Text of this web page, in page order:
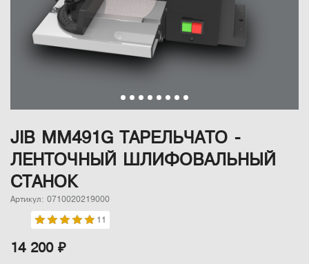
JIB MM491G ТАРЕЛЬЧАТО -
ЛЕНТОЧНЫЙ ШЛИФОВАЛЬНЫЙ
СТАНОК
Артикул: 0710020219000
11
14 200 ₽